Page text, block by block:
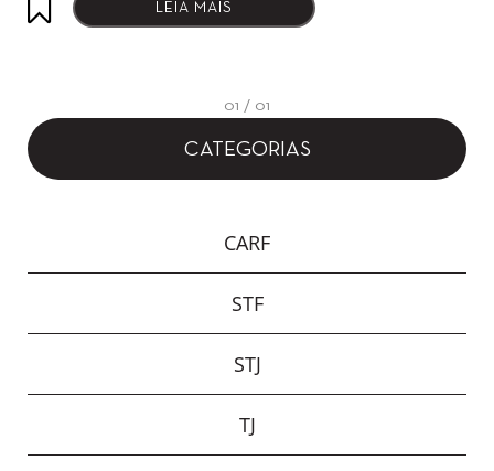
LEIA MAIS
01 / 01
CATEGORIAS
CARF
STF
STJ
TJ